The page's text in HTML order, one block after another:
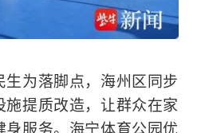
生为落脚点，海州区同步
提质改造，让群众在家
身服务。海宁体育公园优